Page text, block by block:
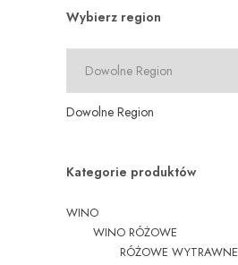
Wybierz region
Dowolne Region
Kategorie produktów
WINO
WINO RÓŻOWE
RÓŻOWE WYTRAWNE